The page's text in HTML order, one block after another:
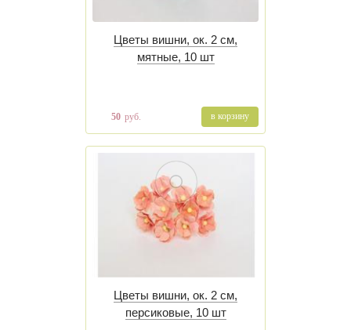
Цветы вишни, ок. 2 см,
мятные, 10 шт
50 руб. в корзину
Цветы вишни, ок. 2 см,
персиковые, 10 шт